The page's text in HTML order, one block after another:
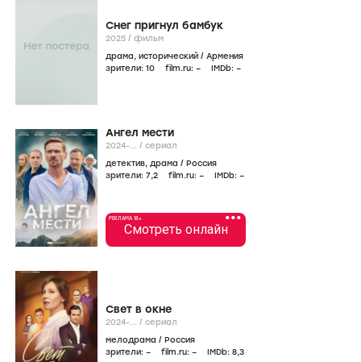
Снег пригнул бамбук
2025 / фильм
драма, исторический / Армения
зрители: 10 film.ru: – IMDb: –
Ангел мести
2024-... / сериал
детектив, драма / Россия
зрители: 7,2 film.ru: – IMDb: –
•••
РЕКЛАМА 18+
Смотреть онлайн
Свет в окне
2024-... / сериал
мелодрама / Россия
зрители: – film.ru: – IMDb: 8,3